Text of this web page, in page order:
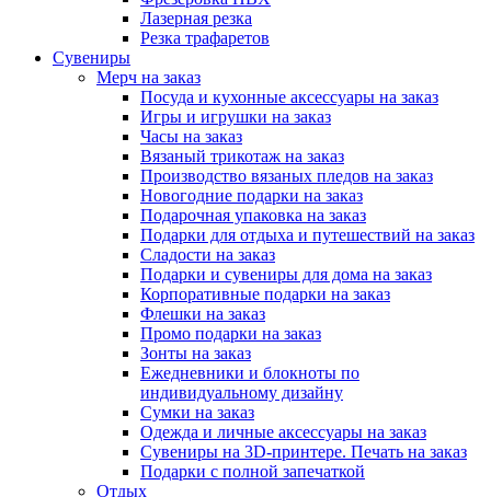
Лазерная резка
Резка трафаретов
Сувениры
Мерч на заказ
Посуда и кухонные аксессуары на заказ
Игры и игрушки на заказ
Часы на заказ
Вязаный трикотаж на заказ
Производство вязаных пледов на заказ
Новогодние подарки на заказ
Подарочная упаковка на заказ
Подарки для отдыха и путешествий на заказ
Сладости на заказ
Подарки и сувениры для дома на заказ
Корпоративные подарки на заказ
Флешки на заказ
Промо подарки на заказ
Зонты на заказ
Ежедневники и блокноты по
индивидуальному дизайну
Сумки на заказ
Одежда и личные аксессуары на заказ
Сувениры на 3D-принтере. Печать на заказ
Подарки с полной запечаткой
Отдых